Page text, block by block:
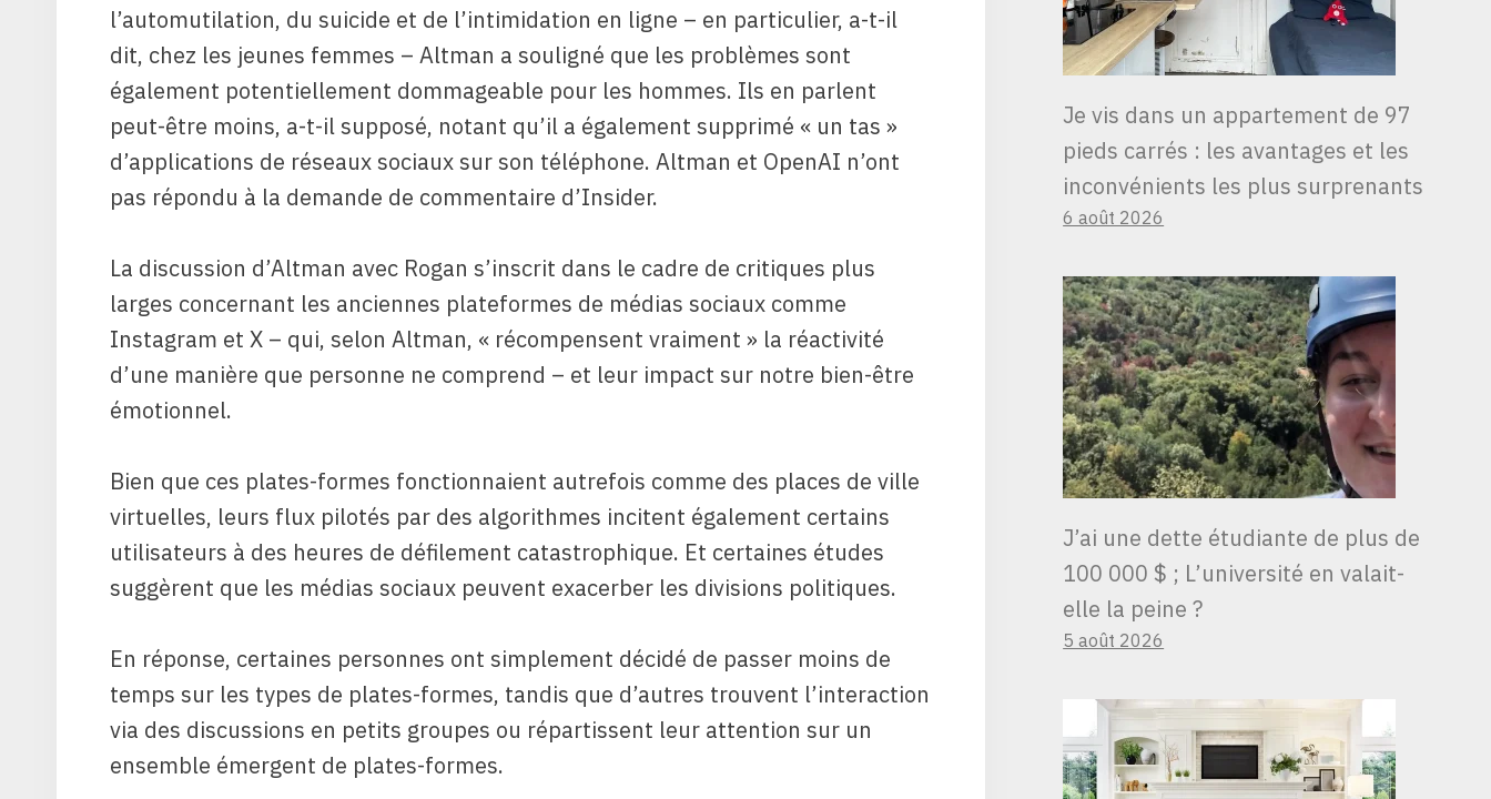
l’automutilation, du suicide et de l’intimidation en ligne – en particulier, a-t-il
dit, chez les jeunes femmes – Altman a souligné que les problèmes sont
également potentiellement dommageable pour les hommes. Ils en parlent
peut-être moins, a-t-il supposé, notant qu’il a également supprimé « un tas »
d’applications de réseaux sociaux sur son téléphone. Altman et OpenAI n’ont
pas répondu à la demande de commentaire d’Insider.
La discussion d’Altman avec Rogan s’inscrit dans le cadre de critiques plus
larges concernant les anciennes plateformes de médias sociaux comme
Instagram et X – qui, selon Altman, « récompensent vraiment » la réactivité
d’une manière que personne ne comprend – et leur impact sur notre bien-être
émotionnel.
Bien que ces plates-formes fonctionnaient autrefois comme des places de ville
virtuelles, leurs flux pilotés par des algorithmes incitent également certains
utilisateurs à des heures de défilement catastrophique. Et certaines études
suggèrent que les médias sociaux peuvent exacerber les divisions politiques.
En réponse, certaines personnes ont simplement décidé de passer moins de
temps sur les types de plates-formes, tandis que d’autres trouvent l’interaction
via des discussions en petits groupes ou répartissent leur attention sur un
ensemble émergent de plates-formes.
Je vis dans un appartement de 97
pieds carrés : les avantages et les
inconvénients les plus surprenants
6 août 2026
J’ai une dette étudiante de plus de
100 000 $ ; L’université en valait-
elle la peine ?
5 août 2026